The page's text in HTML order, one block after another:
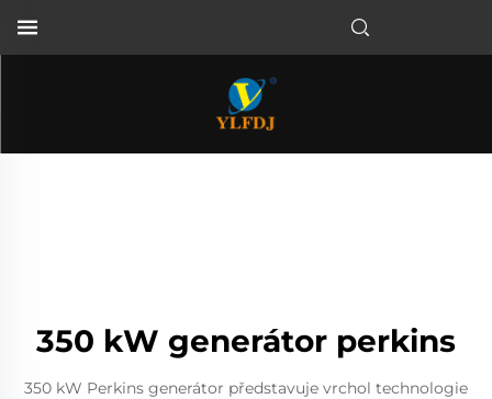
350 kW generátor perkins
350 kW Perkins generátor představuje vrchol technologie